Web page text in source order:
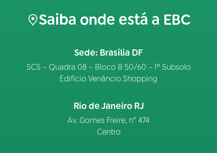
Saiba onde está a EBC
Sede: Brasília DF
SCS – Quadra 08 – Bloco B 50/60 – 1º Subsolo
Edifício Venâncio Shopping
Rio de Janeiro RJ
Av. Gomes Freire, n° 474
Centro